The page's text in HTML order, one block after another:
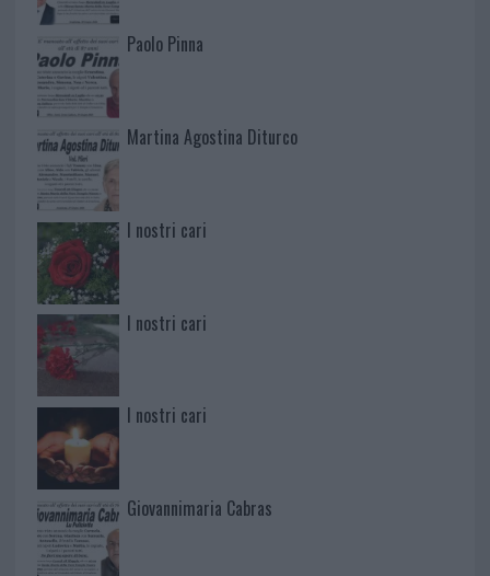
Paolo Pinna
Martina Agostina Diturco
I nostri cari
I nostri cari
I nostri cari
Giovannimaria Cabras